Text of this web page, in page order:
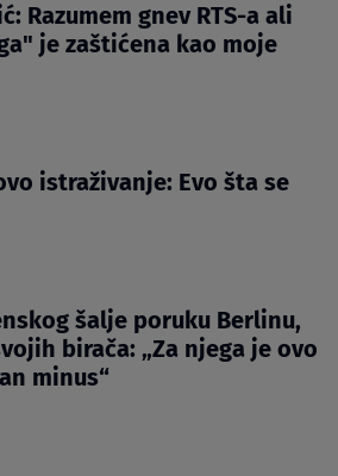
Razumem gnev RTS-a ali
je zaštićena kao moje
istraživanje: Evo šta se
šalje poruku Berlinu,
birača: „Za njega je ovo
minus“